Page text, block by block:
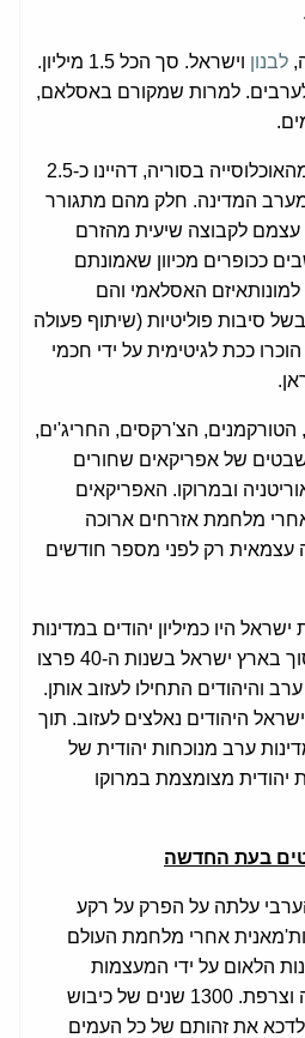
לבנון
וישראל. סך הכל 1.5 מיליון.
למרות שמקורם באסלאם,
: מהווים כ-12% מהאוכלוסייה בסוריה, דהיינו כ-2.5
מערב המדינה. חלק מהם מתגורר
לקבוצה שיעית מהזרם
אך נחשבים ככופרים מכיוון שאמונתם
האסלאמי והם
סיבות פוליטיות (שיתוף פעולה
ככת לגיטימית על ידי חכמי
הטורקמנים, הצ'רקסים, החריג'ים,
שבטים של אפריקאים שחורים
ובמרוקו. האפריקאים
מלחמת אזרחים ארוכה
עצמאית רק לפני מספר חודשים
היו כמיליון יהודים במדינות
ערב. עם התעצמות הסכסוך בארץ ישראל בשנות ה-40 פרצו
והיהודים התחילו לעזוב אותן.
היהודים נאלצים לעזוב. תוך
ערב מנוכחות יהודית של
יהודית מצומצמת במרוקו
בעת החדשה
עלתה על הפרק על רקע
אחרי מלחמת העולם
הלאום על ידי המעצמות
הקולוניאליות דאז, בריטניה וצרפת. 1300 שנים של כיבוש
את זהותם של כל העמים